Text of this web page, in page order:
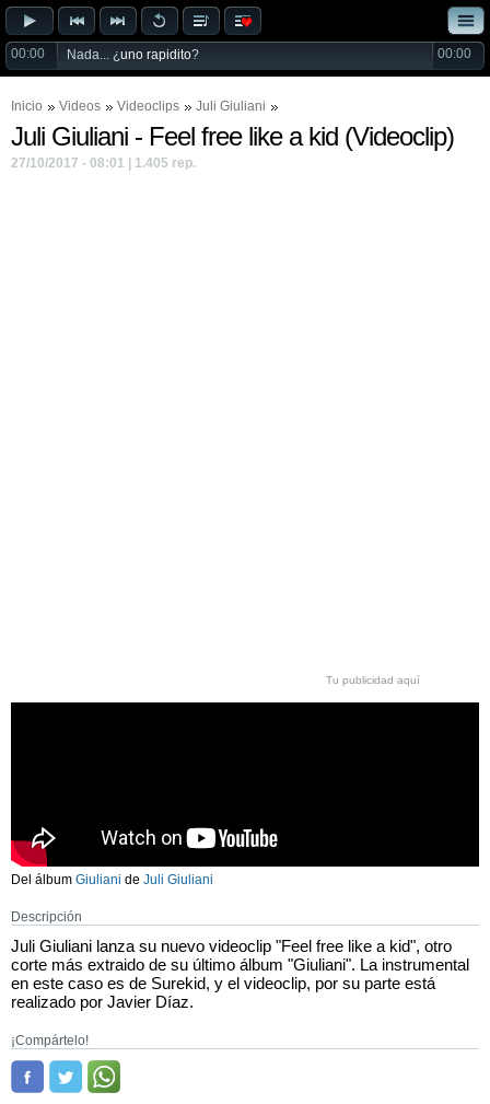
00:00 Nada... ¿uno rapidito? 00:00
Inicio Videos Videoclips Juli Giuliani
Juli Giuliani - Feel free like a kid (Videoclip)
27/10/2017 - 08:01 | 1.405 rep.
Tu publicidad aquí
Del álbum Giuliani de Juli Giuliani
Descripción
Juli Giuliani lanza su nuevo videoclip "Feel free like a kid", otro
corte más extraido de su último álbum "Giuliani". La instrumental
en este caso es de Surekid, y el videoclip, por su parte está
realizado por Javier Díaz.
¡Compártelo!